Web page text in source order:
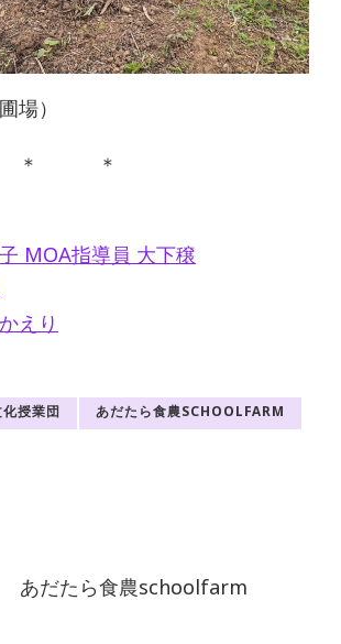
場）
＊
MOA指導員 大下穣
えり
授業団 あだたら食農SCHOOLFARM
あだたら食農schoolfarm